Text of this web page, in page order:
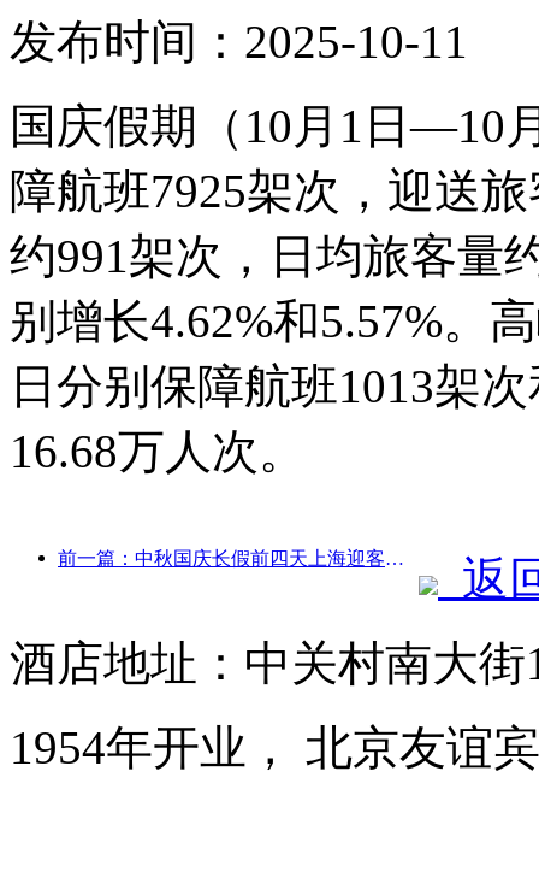
发布时间：2025-10-11
国庆假期（10月1日—10
障航班7925架次，迎送
约991架次，日均旅客量
别增长4.62%和5.57%。
日分别保障航班1013架
16.68万人次。
前一篇：中秋国庆长假前四天上海迎客逾1511万人次，同比增长超两成
返
酒店地址：中关村南大街
1954年开业， 北京友